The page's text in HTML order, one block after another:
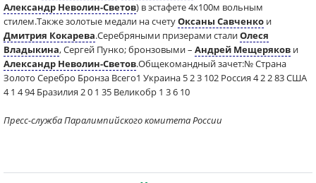
Александр Неволин-Светов) в эстафете 4х100м вольным
стилем.Также золотые медали на счетуОксаны Савченко и
Дмитрия Кокарева.Серебряными призерами сталиОлеся
Владыкина, Сергей Пунко; бронзовыми – Андрей Мещеряков и
Александр Неволин-Светов.Общекомандный зачет:№ Страна
Золото Серебро Бронза Всего1 Украина 5 2 3 102 Россия 4 2 2 83 США
4 1 4 94 Бразилия 2 0 1 35 Великобр 1 3 6 10
Пресс-служба Паралимпийского комитета России